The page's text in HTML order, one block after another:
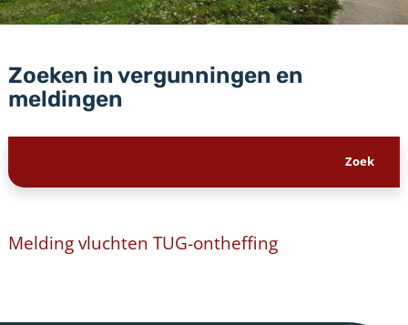
Zoeken in vergunningen en
meldingen
Melding vluchten TUG-ontheffing